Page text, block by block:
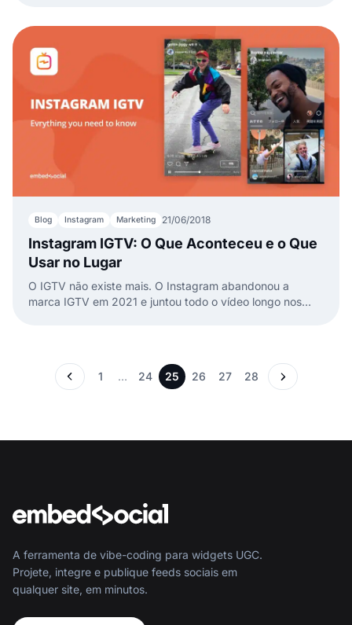
Blog Instagram Marketing 21/06/2018
Instagram IGTV: O Que Aconteceu e o Que
Usar no Lugar
O IGTV não existe mais. O Instagram abandonou a
marca IGTV em 2021 e juntou todo o vídeo longo nos
1 … 24 25 26 27 28
A ferramenta de vibe-coding para widgets UGC.
Projete, integre e publique feeds sociais em
qualquer site, em minutos.